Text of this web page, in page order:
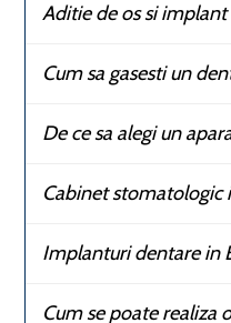
Aditie de os si
Cum sa gasesti un
De ce sa alegi un
Cabinet stomatologic
Implanturi dentare in
Cum se poate realiza